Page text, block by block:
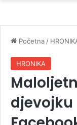
Početna /
HRONIKA
djevojku